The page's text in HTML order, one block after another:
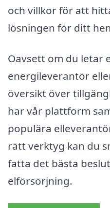
och villkor för att
lösningen för ditt
Oavsett om du letar
energileverantör
översikt över
har vår plattform
populära
rätt verktyg kan du
fatta det bästa
elförsörjning.